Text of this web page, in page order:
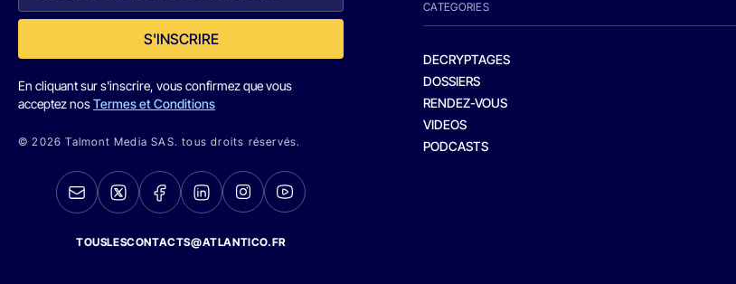
S'INSCRIRE
En cliquant sur s'inscrire, vous confirmez que vous
acceptez nosTermes et Conditions
© 2026 Talmont Media SAS. tous droits réservés.
TOUSLESCONTACTS@ATLANTICO.FR
CATEGORIES
DECRYPTAGES
DOSSIERS
RENDEZ-VOUS
VIDEOS
PODCASTS